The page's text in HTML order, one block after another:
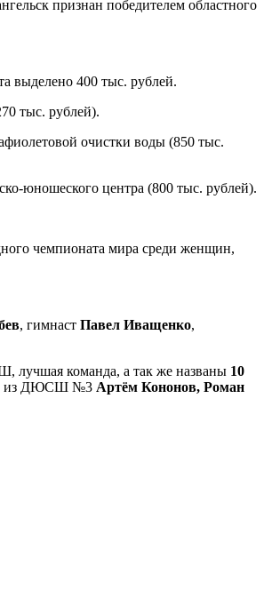
признан победителем областного
выделено 400 тыс. рублей.
тыс. рублей).
очистки воды (850 тыс.
юношеского центра (800 тыс. рублей).
чемпионата мира среди женщин,
, гимнаст Павел Иващенко,
лучшая команда, а так же названы 10
из ДЮСШ №3 Артём Кононов, Роман